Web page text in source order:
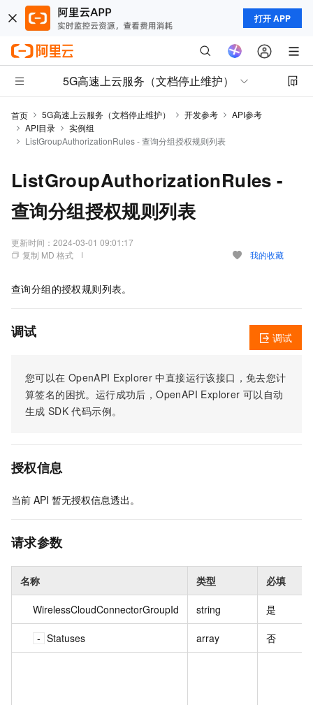
打开 APP
5G高速上云服务（文档停止维护）
首页 5G高速上云服务（文档停止维护） 开发参考
API参考
API目录
实例组
ListGroupAuthorizationRules - 查询分组授权规则列表
ListGroupAuthorizationRules -
查询分组授权规则列表
更新时间： 2024-03-01 09:01:17
复制 MD 格式
我的收藏
查询分组的授权规则列表。
调试
您可以在 OpenAPI Explorer 中直接运行该接口，免去您计
算签名的困扰。运行成功后，OpenAPI Explorer 可以自动
生成 SDK 代码示例。
调试
授权信息
当前 API 暂无授权信息透出。
请求参数
名称 类型 必填
WirelessCloudConnectorGroupId string 是
Statuses array 否